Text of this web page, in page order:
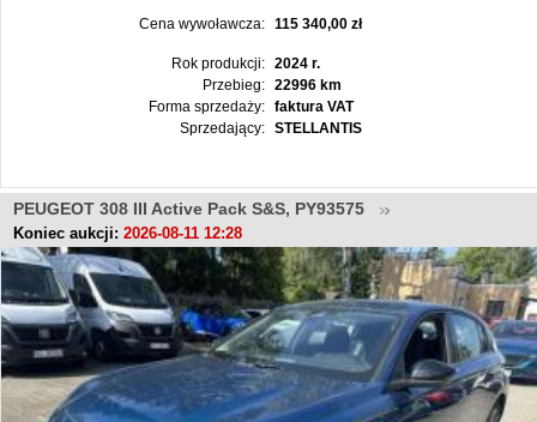
Cena wywoławcza: 115 340,00 zł
Rok produkcji:
2024 r.
Przebieg:
22996 km
Forma sprzedaży:
faktura VAT
Sprzedający:
STELLANTIS
PEUGEOT 308 III Active Pack S&S, PY93575
Koniec aukcji: 2026-08-11 12:28